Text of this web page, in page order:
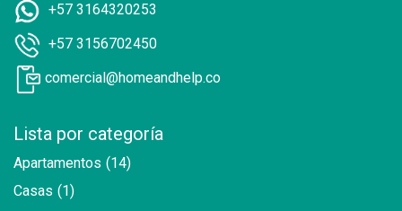
+57 3164320253
+57 3156702450
comercial@homeandhelp.co
Lista por categoría
Apartamentos (14)
Casas (1)